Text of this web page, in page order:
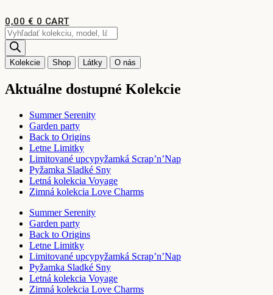
na
obsah
0,00 € 0 CART
Products
search
Kolekcie Shop Látky O nás
Aktuálne dostupné Kolekcie
Summer Serenity
Garden party
Back to Origins
Letne Limitky
Limitované upcypyžamká Scrap’n’Nap
Pyžamka Sladké Sny
Letná kolekcia Voyage
Zimná kolekcia Love Charms
Summer Serenity
Garden party
Back to Origins
Letne Limitky
Limitované upcypyžamká Scrap’n’Nap
Pyžamka Sladké Sny
Letná kolekcia Voyage
Zimná kolekcia Love Charms